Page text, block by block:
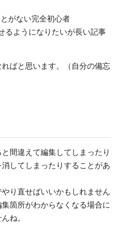
がない完全初心者
るようになりたいが長い記事
ばと思います。（自分の備忘
間違えて編集してしまったり
してしまったりすることがあ
り直せばいいかもしれません
箇所がわからなくなる場合に
ね。